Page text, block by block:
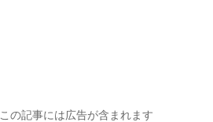
の記事には広告が含まれます